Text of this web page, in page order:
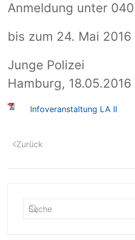
Anmeldung unter
bis zum 24. Mai 2016
Junge
Hamburg, 18.05.2016
Infoveranstaltung LA II
Zurück